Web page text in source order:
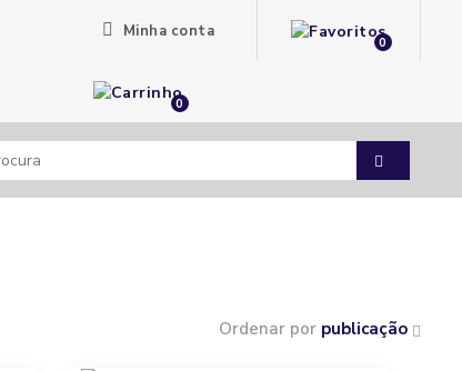
Minha conta
0
0
Ordenar por publicação